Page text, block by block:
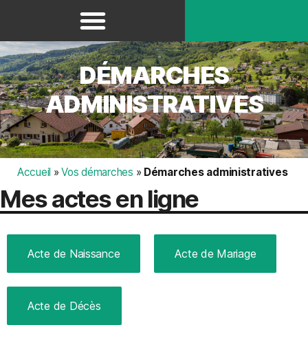
DÉMARCHES
ADMINISTRATIVES
Accueil »Vos démarches » Démarches administratives
Mes actes en ligne
Acte de Naissance Acte de Mariage
Acte de Décès